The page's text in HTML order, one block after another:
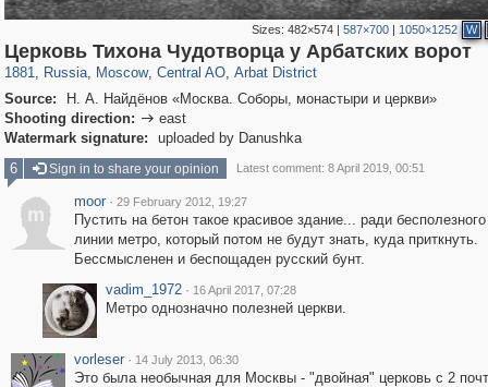
Sizes:482×574 |587×700 | 1050×1252 W
Церковь Тихона Чудотворца у Арбатских ворот
1881, Russia
1,407,713 29,262
, Moscow
319,968 8,295
, Central AO
160,055 5,920
, Arbat District
13,485 356
Source:
Н. А. Найдёнов «Москва. Соборы, монастыри и церкви»
Shooting direction:  east
Watermark signature:
uploaded by Danushka
6
Sign in to share your opinion Latest comment: 8 April 2019, 00:51
m
moor · 29 February 2012, 19:27
Пустить на бетон такое красивое здание... ради бесполезного
линии метро, который потом не будут знать, куда приткнуть.
Бессмысленен и беспощаден русский бунт.
vadim_1972 · 16 April 2017, 07:28
Метро однозначно полезней церкви.
vorleser · 14 July 2013, 06:30
Это была необычная для Москвы - "двойная" церковь с 2